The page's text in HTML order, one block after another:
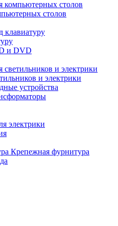
столов
клавиатуру
и DVD
и электрики
устройства
электрики
Крепежная фурнитура